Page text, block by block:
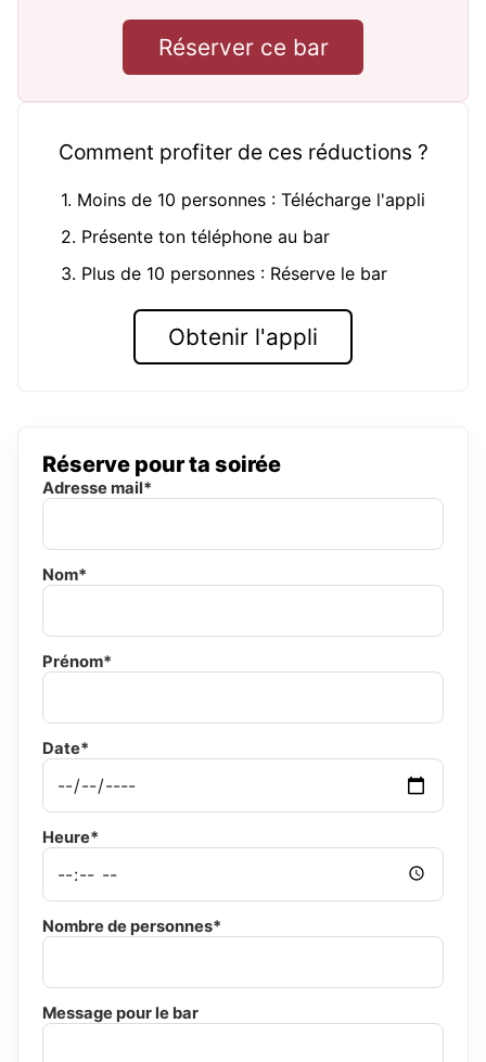
Réserver ce bar
Comment profiter de ces réductions ?
1. Moins de 10 personnes : Télécharge l'appli
2. Présente ton téléphone au bar
3. Plus de 10 personnes : Réserve le bar
Obtenir l'appli
Réserve pour ta soirée
Adresse mail*
Nom*
Prénom*
Date*
Heure*
Nombre de personnes*
Message pour le bar